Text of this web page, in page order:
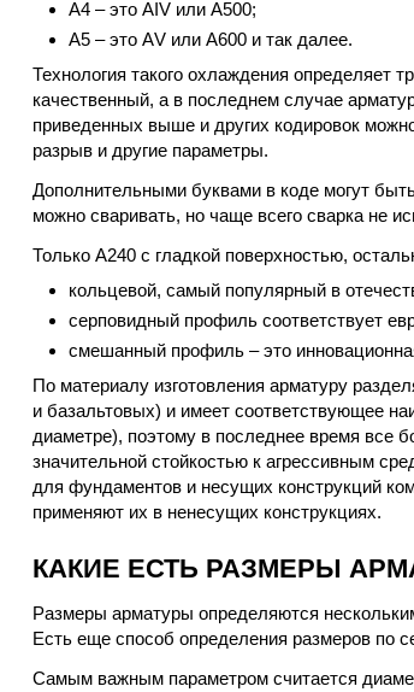
А4 – это АIV или А500;
А5 – это АV или А600 и так далее.
Технология такого охлаждения
качественный, а в последнем случае
приведенных выше и других кодировок
разрыв и другие параметры.
Дополнительными буквами в коде могут
можно сваривать, но чаще всего сварка не
Только А240 с гладкой поверхностью,
кольцевой, самый популярный в
серповидный профиль соответствует
смешанный профиль – это
По материалу изготовления арматуру
и базальтовых) и имеет соответствующее
диаметре), поэтому в последнее время все
значительной стойкостью к агрессивным
для фундаментов и несущих конструкций
применяют их в ненесущих конструкциях.
КАКИЕ ЕСТЬ РАЗМЕРЫ
Размеры арматуры определяются
Есть еще способ определения размеров по
Самым важным параметром считается